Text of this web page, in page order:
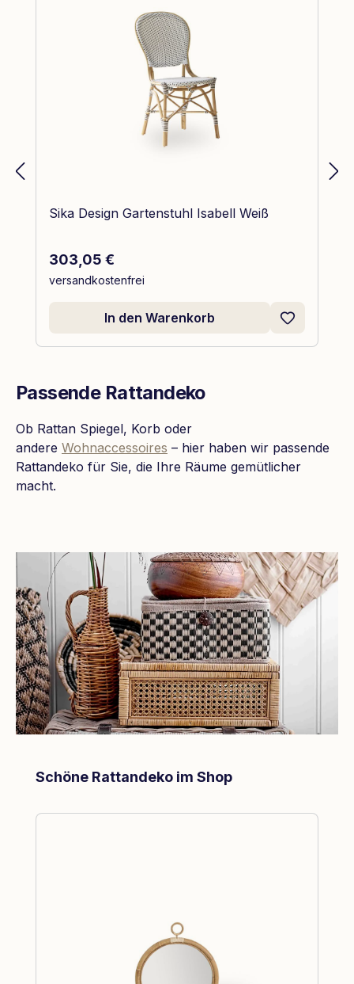
Sika Design Gartenstuhl Isabell Weiß
Regulärer Preis:
303,05 €
versandkostenfrei
In den Warenkorb
Passende Rattandeko
Ob Rattan Spiegel, Korb oder
andere Wohnaccessoires – hier haben wir passende
Rattandeko für Sie, die Ihre Räume gemütlicher
macht.
Produktgalerie überspringen
Schöne Rattandeko im Shop